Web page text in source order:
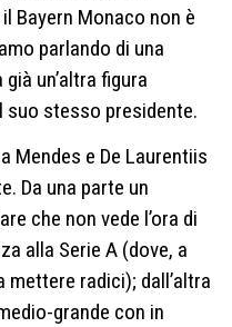
Bayern Monaco non è
parlando di una
un’altra figura
suo stesso presidente.
Mendes e De Laurentiis
Da una parte un
che non vede l’ora di
alla Serie A (dove, a
radici); dall’altra
grande con in